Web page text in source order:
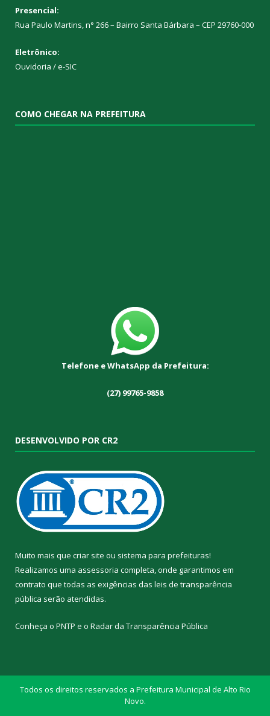
Presencial:
Rua Paulo Martins, n° 266 – Bairro Santa Bárbara – CEP 29760-000
Eletrônico:
Ouvidoria /e-SIC
COMO CHEGAR NA PREFEITURA
Telefone e WhatsApp da Prefeitura:
(27) 99765-9858
DESENVOLVIDO POR CR2
Muito mais que criar site ou sistema para prefeituras!
Realizamos uma assessoria completa, onde garantimos em
contrato que todas as exigências das leis de transparência
pública serão atendidas.
Conheça o PNTP e o Radar da Transparência Pública
Todos os direitos reservados a Prefeitura Municipal de Alto Rio
Novo.